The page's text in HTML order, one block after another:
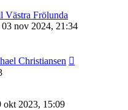
Västra Frölunda
03 nov 2024, 21:34
Christiansen
okt 2023, 15:09